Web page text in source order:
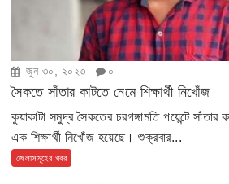
জুন ৩০, ২০২৩ ০
সৈকতে সাঁতার কাটতে নেমে শিক্ষার্থী নিখোঁজ
কুয়াকাটা সমুদ্র সৈকতের চরগঙ্গামতি পয়েন্টে সাঁতার
এক শিক্ষার্থী নিখোঁজ হয়েছে। শুক্রবার...
জেলাসমূহের খবর